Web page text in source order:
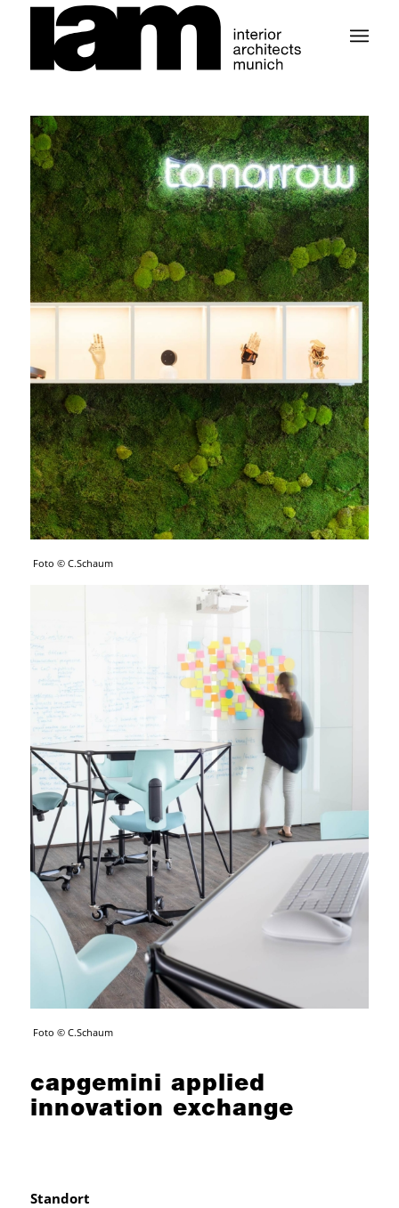
Foto © C.Schaum
Foto © C.Schaum
capgemini applied
innovation exchange
Standort